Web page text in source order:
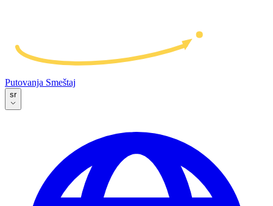
Putovanja Smeštaj
sr